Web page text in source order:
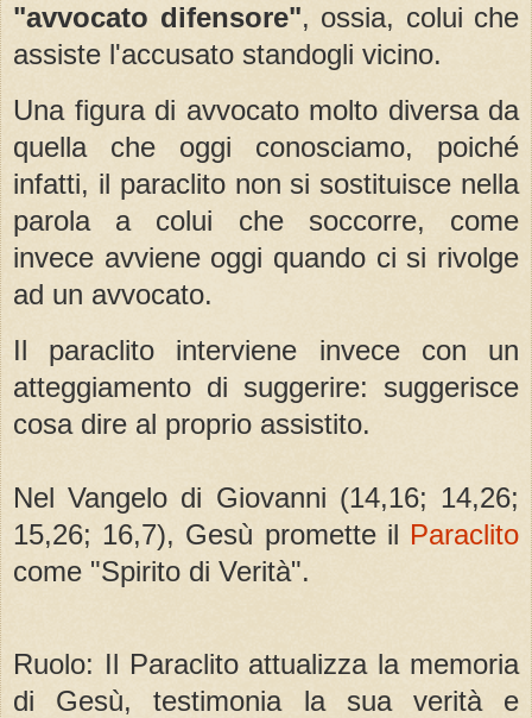
"avvocato difensore", ossia, colui che
assiste l'accusato standogli vicino.
Una figura di avvocato molto diversa da
quella che oggi conosciamo, poiché
infatti, il paraclito non si sostituisce nella
parolaa colui che soccorre, come
invece avviene oggi quando ci si rivolge
ad un avvocato.
Il paraclito interviene invece con un
atteggiamento di suggerire: suggerisce
cosa dire al proprio assistito.
Nel Vangelo di Giovanni (14,16; 14,26;
15,26; 16,7), Gesù promette il Paraclito
come "Spirito di Verità".
Ruolo: Il Paraclito attualizza la memoria
di Gesù, testimonia la sua verità e